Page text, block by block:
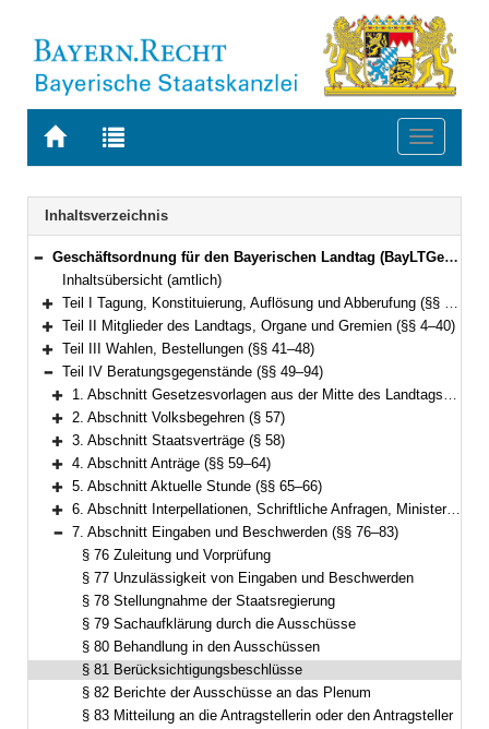
Zur
BAYERN.RECHT
Zur
letzten
Suche
Toggle
Navigation
Inhaltsverzeichnis
Bereich reduzieren
Geschäftsordnung für den Bayerischen Landtag (BayLTGeschO) in der Fassung der Bekanntmachung vom 14. August 2009 (GVBl. S. 420) BayRS 1100-3-I (§§ 1–195)
Inhaltsübersicht (amtlich)
Bereich erweitern
Teil I Tagung, Konstituierung, Auflösung und Abberufung (§§ 1–3)
Bereich erweitern
Teil II Mitglieder des Landtags, Organe und Gremien (§§ 4–40)
Bereich erweitern
Teil III Wahlen, Bestellungen (§§ 41–48)
Bereich reduzieren
Teil IV Beratungsgegenstände (§§ 49–94)
Bereich erweitern
1. Abschnitt Gesetzesvorlagen aus der Mitte des Landtags und der Staatsregierung (§§ 49–56)
Bereich erweitern
2. Abschnitt Volksbegehren (§ 57)
Bereich erweitern
3. Abschnitt Staatsverträge (§ 58)
Bereich erweitern
4. Abschnitt Anträge (§§ 59–64)
Bereich erweitern
5. Abschnitt Aktuelle Stunde (§§ 65–66)
Bereich erweitern
6. Abschnitt Interpellationen, Schriftliche Anfragen, Ministerin- oder Ministerbefragung, Anfragen zum Plenum sowie Unmittelbare Auskunftsverlangen (§§ 67–75)
Bereich reduzieren
7. Abschnitt Eingaben und Beschwerden (§§ 76–83)
§ 76 Zuleitung und Vorprüfung
§ 77 Unzulässigkeit von Eingaben und Beschwerden
§ 78 Stellungnahme der Staatsregierung
§ 79 Sachaufklärung durch die Ausschüsse
§ 80 Behandlung in den Ausschüssen
§ 81 Berücksichtigungsbeschlüsse
§ 82 Berichte der Ausschüsse an das Plenum
§ 83 Mitteilung an die Antragstellerin oder den Antragsteller